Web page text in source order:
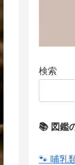
検索
📚 図鑑
🐾 哺乳